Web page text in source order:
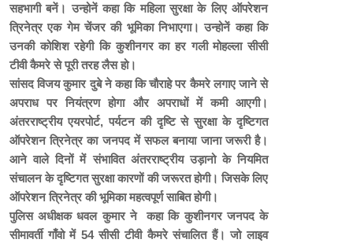
सहभागी बनें। उन्होनें कहा कि महिला सुरक्षा के लिए ऑपरेशन
त्रिनेत्र एक गेम चेंजर की भूमिका निभाएगा। उन्होनें कहा कि
उनकी कोशिश रहेगी कि कुशीनगर का हर गली मोहल्ला सीसी
टीवी कैमरे से पूरी तरह लैस हो।
सांसद विजय कुमार दुबे ने कहा कि चौराहे पर कैमरे लगाए जाने से
अपराध पर नियंत्रण होगा और अपराधों में कमी आएगी।
अंतरराष्ट्रीय एयरपोर्ट, पर्यटन की दृष्टि से सुरक्षा के दृष्टिगत
ऑपरेशन त्रिनेत्र का जनपद में सफल बनाया जाना जरूरी है।
आने वाले दिनों में संभावित अंतरराष्ट्रीय उड़ानो के नियमित
संचालन के दृष्टिगत सुरक्षा कारणों की जरूरत होगी। जिसके लिए
ऑपरेशन त्रिनेत्र की भूमिका महत्वपूर्ण साबित होगी।
पुलिस अधीक्षक धवल कुमार ने कहा कि कुशीनगर जनपद के
सीमावर्ती गाँवो में 54 सीसी टीवी कैमरे संचालित हैं। जो लाइव